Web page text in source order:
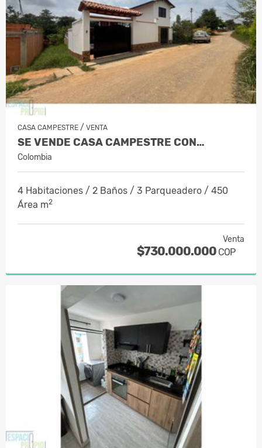
CASA CAMPESTRE / VENTA
SE VENDE CASA CAMPESTRE CON…
Colombia
4 Habitaciones / 2 Baños / 3 Parqueadero / 450
Área m2
Venta
$730.000.000 COP